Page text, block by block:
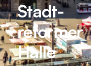
Stadt-
reformer
Halle